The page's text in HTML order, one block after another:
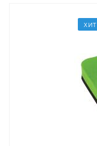
ХИТ